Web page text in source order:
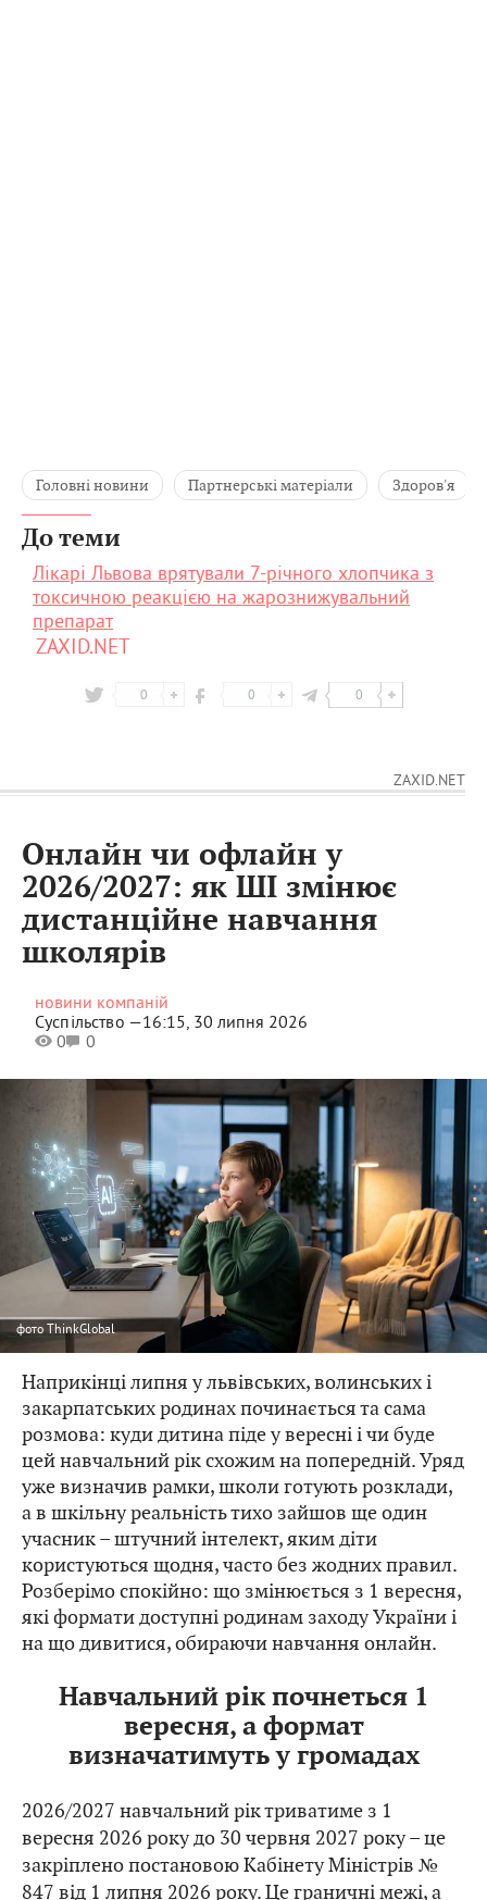
Головні новини Партнерські матеріали Здоров'я
До теми
Лікарі Львова врятували 7-річного хлопчика з
токсичною реакцією на жарознижувальний
препарат
ZAXID.NET
0 0 0
ZAXID.NET
Онлайн чи офлайн у
2026/2027: як ШІ змінює
дистанційне навчання
школярів
новини компаній
Суспільство —16:15, 30 липня 2026
0
0
фото ThinkGlobal
Наприкінці липня у львівських, волинських і
закарпатських родинах починається та сама
розмова: куди дитина піде у вересні і чи буде
цей навчальний рік схожим на попередній. Уряд
уже визначив рамки, школи готують розклади,
а в шкільну реальність тихо зайшов ще один
учасник – штучний інтелект, яким діти
користуються щодня, часто без жодних правил.
Розберімо спокійно: що змінюється з 1 вересня,
які формати доступні родинам заходу України і
на що дивитися, обираючи навчання онлайн.
Навчальний рік почнеться 1
вересня, а формат
визначатимуть у громадах
2026/2027 навчальний рік триватиме з 1
вересня 2026 року до 30 червня 2027 року – це
закріплено постановою Кабінету Міністрів №
847 від 1 липня 2026 року. Це граничні межі, а